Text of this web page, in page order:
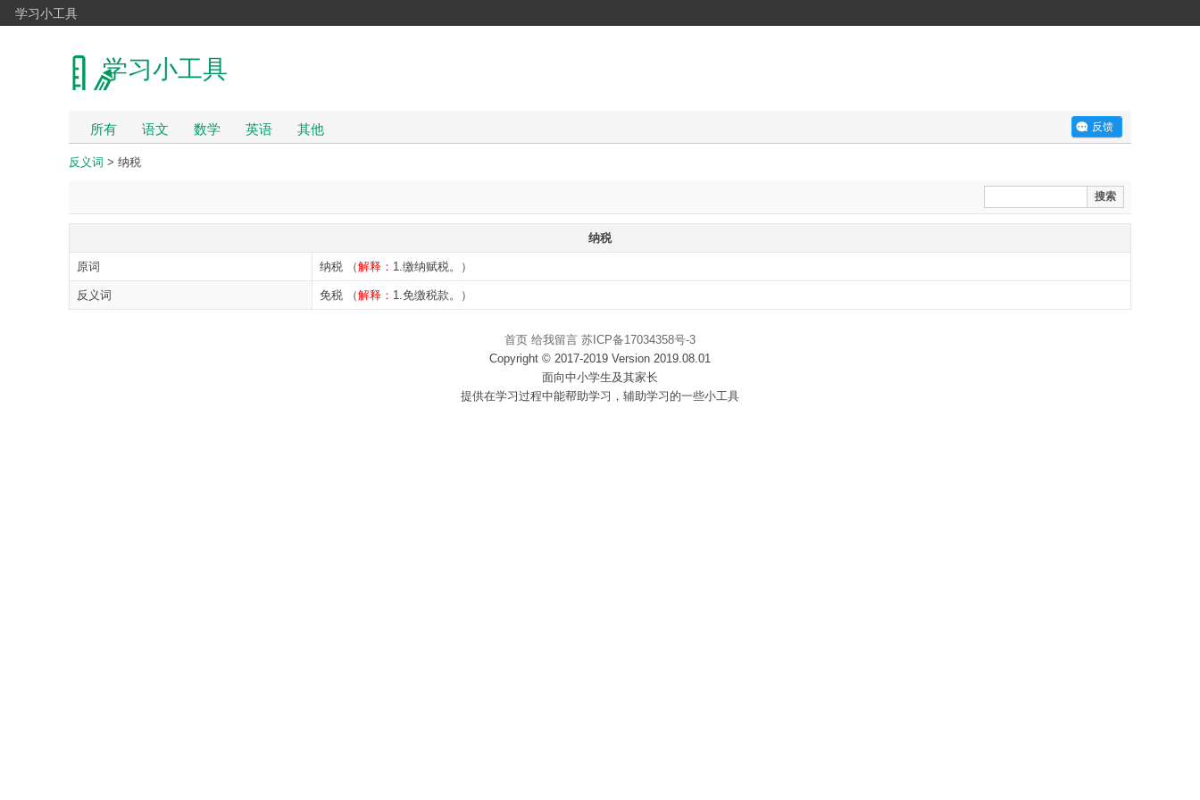
学习小工具
学习小工具
所有 语文 数学 英语 其他 反馈
反义词 > 纳税
搜索
纳税
原词 纳税 （解释： 1.缴纳赋税。）
反义词 免税 （解释： 1.免缴税款。）
首页 给我留言 苏ICP备17034358号-3
Copyright © 2017-2019 Version 2019.08.01
面向中小学生及其家长
提供在学习过程中能帮助学习，辅助学习的一些小工具